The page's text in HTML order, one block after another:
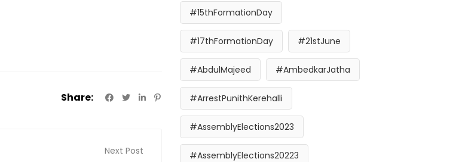
Share:
Next Post
#15thFormationDay
#17thFormationDay #21stJune
#AbdulMajeed #AmbedkarJatha
#ArrestPunithKerehalli
#AssemblyElections2023
#AssemblyElections20223